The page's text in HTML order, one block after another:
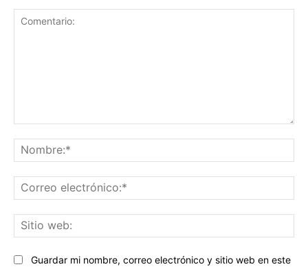
Guardar mi nombre, correo electrónico y sitio web en este